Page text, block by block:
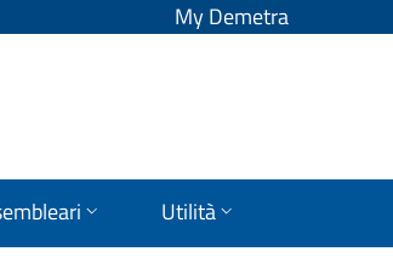
My Demetra
Utilità